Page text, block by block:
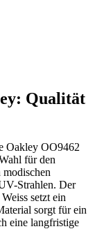
Qualität
Oakley OO9462
für den
Strahlen. Der
setzt ein
sorgt für ein
eine langfristige